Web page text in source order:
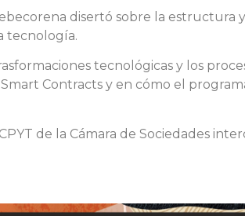
disertó sobre la estructura
tecnología.
tecnológicas y los
Contracts y en cómo el
de la Cámara de Sociedades